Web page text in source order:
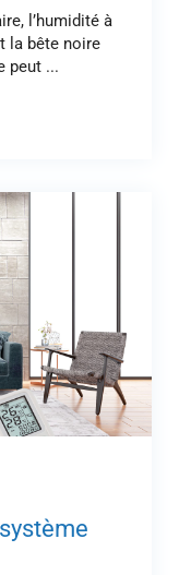
l’humidité à
la bête noire
peut ...